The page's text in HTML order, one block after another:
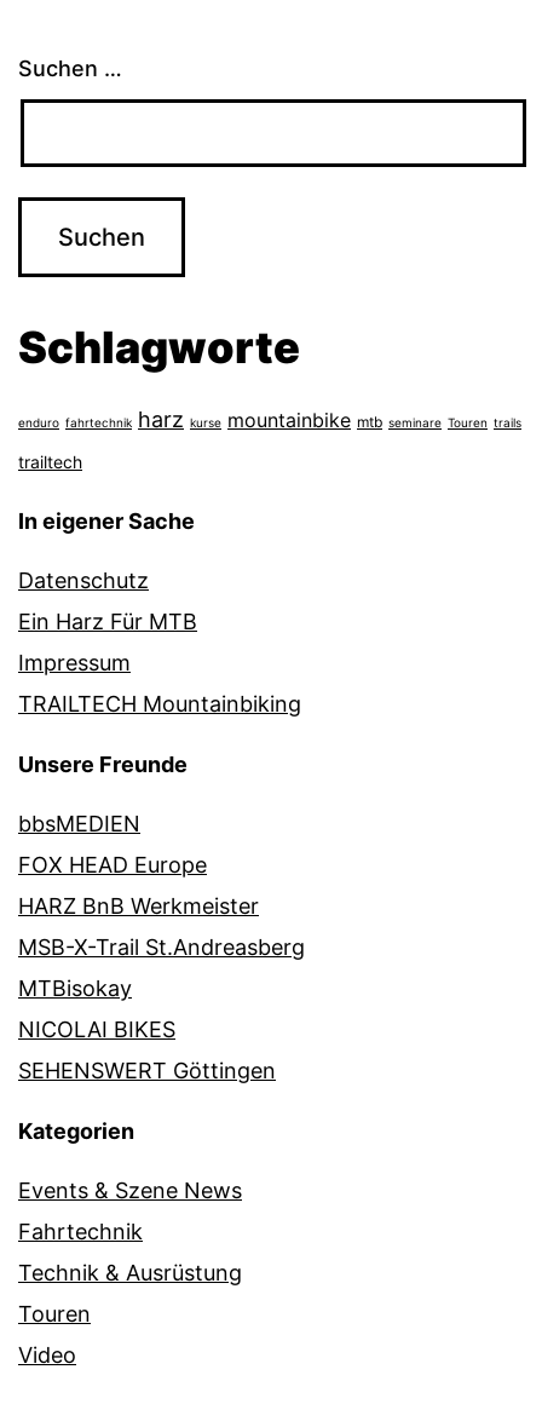
Suchen …
Schlagworte
enduro fahrtechnik harz kurse mountainbike mtb seminare Touren trails
trailtech
In eigener Sache
Datenschutz
Ein Harz Für MTB
Impressum
TRAILTECH Mountainbiking
Unsere Freunde
bbsMEDIEN
FOX HEAD Europe
HARZ BnB Werkmeister
MSB-X-Trail St.Andreasberg
MTBisokay
NICOLAI BIKES
SEHENSWERT Göttingen
Kategorien
Events & Szene News
Fahrtechnik
Technik & Ausrüstung
Touren
Video